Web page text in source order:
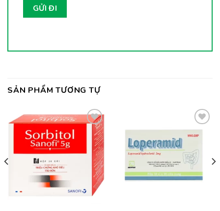
SẢN PHẨM TƯƠNG TỰ
Thêm
vào
yêu
thích
Thêm
vào
yêu